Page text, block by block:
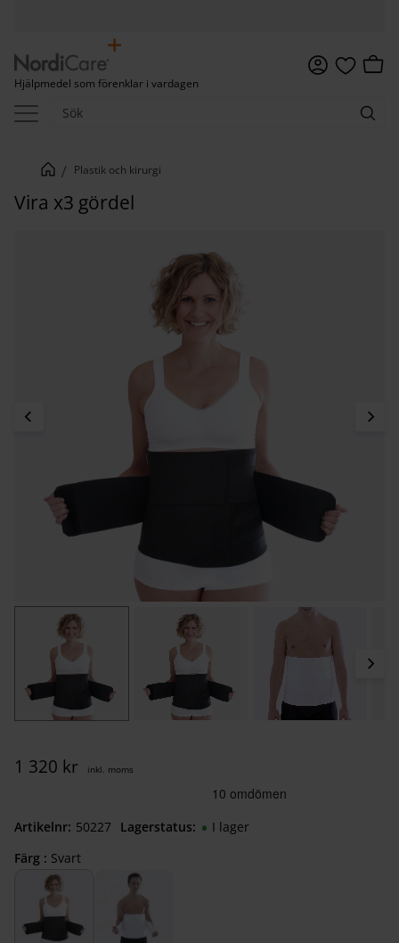
Hjälpmedel som förenklar i vardagen
Favoriter
Plastik och kirurgi
Vira x3 gördel
1 320 kr
Färg : Svart
Lagerstatus I lager
Artikelnr 502270030